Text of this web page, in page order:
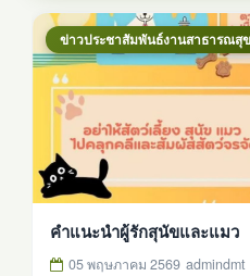
ข่าวประชาสัมพันธ์งานสาธารณสุ
คำแนะนำผู้รักสุนัขและแมว
05 พฤษภาคม 2569 admindmt